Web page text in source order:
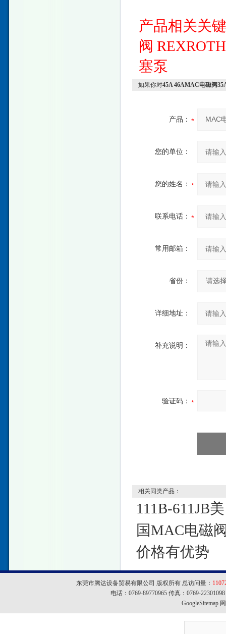
产品相关关
阀
塞泵
如果你对45A 46AMAC电磁阀
产品：
您的单位：
您的姓名：
联系电话：
常用邮箱：
省份：
详细地址：
补充说明：
验证码：
相关同类产品：
111B-611JB美
国MAC电磁
价格有优势
东莞市腾达设备贸易有限公司 版权所有 总访问量：
电话：0769-89770965 传真：0769-
GoogleSitemap网